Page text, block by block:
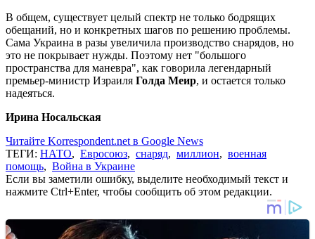
В общем, существует целый спектр не только бодрящих
обещаний, но и конкретных шагов по решению проблемы.
Сама Украина в разы увеличила производство снарядов, но
это не покрывает нужды. Поэтому нет "большого
пространства для маневра", как говорила легендарный
премьер-министр Израиля Голда Меир, и остается только
надеяться.
Ирина Носальская
Читайте Korrespondent.net в Google News
ТЕГИ: НАТО, Евросоюз, снаряд, миллион, военная
помощь, Война в Украине
Если вы заметили ошибку, выделите необходимый текст и
нажмите Ctrl+Enter, чтобы сообщить об этом редакции.